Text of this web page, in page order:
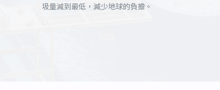
圾量減到最低，減少地球的負擔。